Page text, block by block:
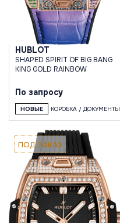
HUBLOT
SHAPED SPIRIT OF BIG BANG
KING GOLD RAINBOW
По запросу
НОВЫЕ КОРОБКА / ДОКУМЕНТЫ
ПОД ЗАКАЗ